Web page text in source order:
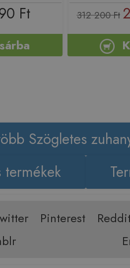
Ft 312 200 Ft
Szögletes
termékek
Pinterest